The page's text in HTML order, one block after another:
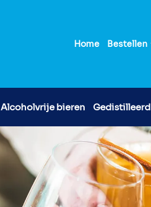
Home Bestellen
Alcoholvrije bieren Gedistilleerd